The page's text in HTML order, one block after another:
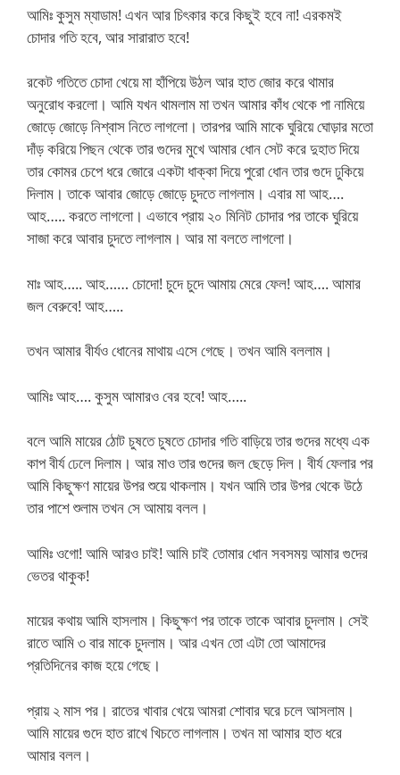
আমিঃ কুসুম ম্যাডাম! এখন আর চিৎকার করে কিছুই হবে না! এরকমই
চোদার গতি হবে, আর সারারাত হবে!
রকেট গতিতে চোদা খেয়ে মা হাঁপিয়ে উঠল আর হাত জোর করে থামার
অনুরোধ করলো। আমি যখন থামলাম মা তখন আমার কাঁধ থেকে পা নামিয়ে
জোড়ে জোড়ে নিশ্বাস নিতে লাগলো। তারপর আমি মাকে ঘুরিয়ে ঘোড়ার মতো
দাঁড় করিয়ে পিছন থেকে তার গুদের মুখে আমার ধোন সেট করে দুহাত দিয়ে
তার কোমর চেপে ধরে জোরে একটা ধাক্কা দিয়ে পুরো ধোন তার গুদে ঢুকিয়ে
দিলাম। তাকে আবার জোড়ে জোড়ে চুদতে লাগলাম। এবার মা আহ….
আহ….. করতে লাগলো। এভাবে প্রায় ২০ মিনিট চোদার পর তাকে ঘুরিয়ে
সাজা করে আবার চুদতে লাগলাম। আর মা বলতে লাগলো।
মাঃ আহ….. আহ…… চোদো! চুদে চুদে আমায় মেরে ফেল! আহ…. আমার
জল বেরুবে! আহ…..
তখন আমার বীর্যও ধোনের মাথায় এসে গেছে। তখন আমি বললাম।
আমিঃ আহ…. কুসুম আমারও বের হবে! আহ…..
বলে আমি মায়ের ঠোট চুষতে চুষতে চোদার গতি বাড়িয়ে তার গুদের মধ্যে এক
কাপ বীর্য ঢেলে দিলাম। আর মাও তার গুদের জল ছেড়ে দিল। বীর্য ফেলার পর
আমি কিছুক্ষণ মায়ের উপর শুয়ে থাকলাম। যখন আমি তার উপর থেকে উঠে
তার পাশে শুলাম তখন সে আমায় বলল।
আমিঃ ওগো! আমি আরও চাই! আমি চাই তোমার ধোন সবসময় আমার গুদের
ভেতর থাকুক!
মায়ের কথায় আমি হাসলাম। কিছুক্ষণ পর তাকে তাকে আবার চুদলাম। সেই
রাতে আমি ৩ বার মাকে চুদলাম। আর এখন তো এটা তো আমাদের
প্রতিদিনের কাজ হয়ে গেছে।
প্রায় ২ মাস পর। রাতের খাবার খেয়ে আমরা শোবার ঘরে চলে আসলাম।
আমি মায়ের গুদে হাত রাখে খিচতে লাগলাম। তখন মা আমার হাত ধরে
আমার বলল।